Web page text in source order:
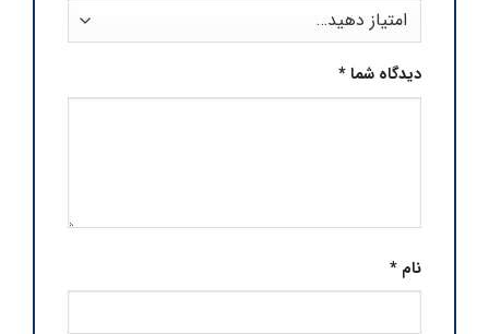
دیدگاه شما*
نام*